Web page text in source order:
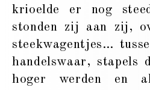
krioelde er nog
stonden zij aan zij,
steekwagentjes…
handelswaar, stapels
hoger werden en